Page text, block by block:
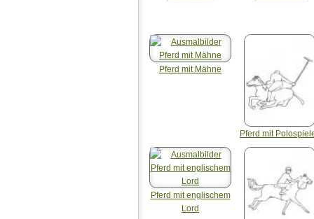
Pferd mit Mähne
Pferd mit
Pferd mit englischem
Lord